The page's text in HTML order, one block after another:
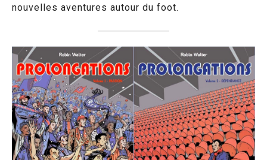
nouvelles aventures autour du foot.